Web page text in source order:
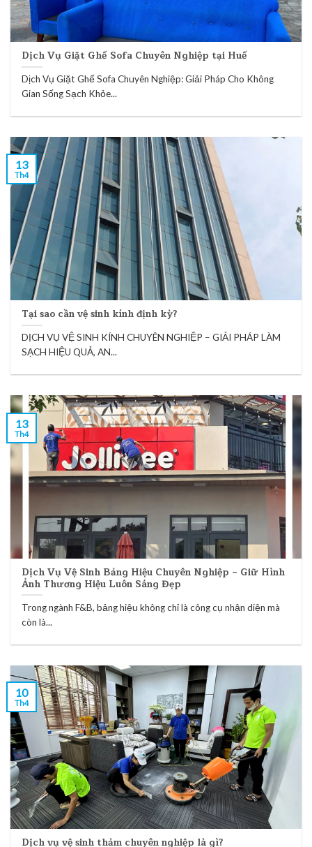
Dịch Vụ Giặt Ghế Sofa Chuyên Nghiệp tại Huế
Dịch Vụ Giặt Ghế Sofa Chuyên Nghiệp: Giải Pháp Cho Không
Gian Sống Sạch Khỏe...
Tại sao cần vệ sinh kính định kỳ?
DỊCH VỤ VỆ SINH KÍNH CHUYÊN NGHIỆP – GIẢI PHÁP LÀM
SẠCH HIỆU QUẢ, AN...
13
Th4
Dịch Vụ Vệ Sinh Bảng Hiệu Chuyên Nghiệp – Giữ Hình
Ảnh Thương Hiệu Luôn Sáng Đẹp
Trong ngành F&B, bảng hiệu không chỉ là công cụ nhận diện mà
còn là...
13
Th4
Dịch vụ vệ sinh thảm chuyên nghiệp là gì?
10
Th4